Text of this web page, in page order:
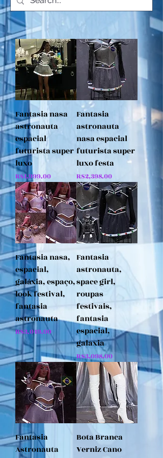
Fantasia nasa
astronauta
espacial
futurista super
luxo
Price
R$1,999.00
Fantasia
astronauta
nasa espacial
futurista super
luxo festa
Price
R$2,398.00
Fantasia nasa,
espacial,
galáxia, espaço,
look festival,
fantasia
astronauta
Price
R$3,049.00
Fantasia
astronauta,
space girl,
roupas
festivais,
fantasia
espacial,
galaxia
Price
R$3,098.00
Fantasia
Astronauta
Bota Branca
Verniz Cano